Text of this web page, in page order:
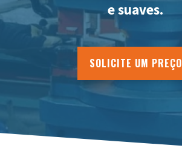
e suaves.
SOLICITE UM PREÇO